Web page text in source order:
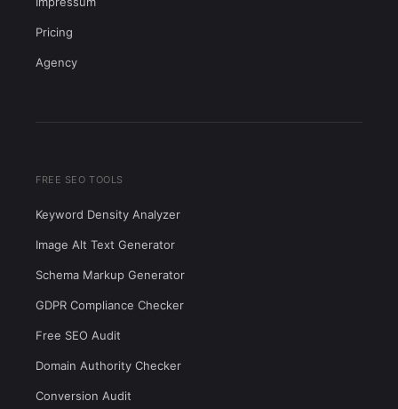
Pricing
Agency
FREE SEO TOOLS
Keyword Density Analyzer
Image Alt Text Generator
Schema Markup Generator
GDPR Compliance Checker
Free SEO Audit
Domain Authority Checker
Conversion Audit